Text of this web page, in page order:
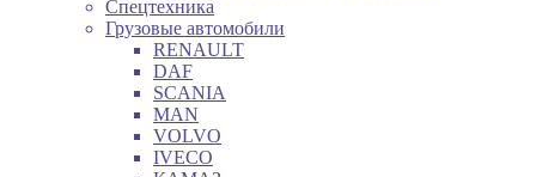
Спецтехника
Грузовые автомобили
RENAULT
DAF
SCANIA
MAN
VOLVO
IVECO